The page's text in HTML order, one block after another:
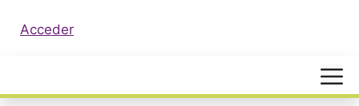
Acceder
Menú